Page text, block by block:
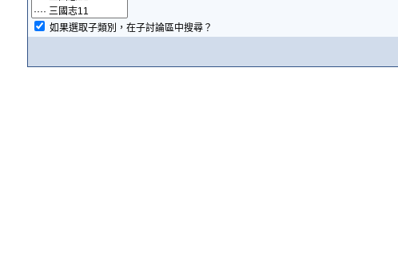
如果選取子類別，在子討論區中搜尋？